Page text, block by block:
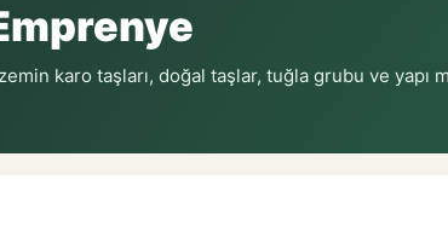
karo taşları, doğal taşlar, tuğla grubu ve yapı